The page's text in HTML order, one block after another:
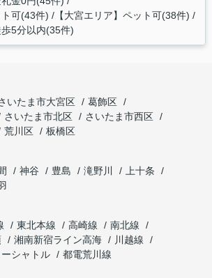
ト可(43件) 【大宮エリア】ペット可(38件)
歩5分以内(35件)
いたま市大宮区
葛飾区
さいたま市北区
さいたま市西区
荒川区
板橋区
神谷 豊島 滝野川
上十条
東北本線 高崎線
南北線
湘南新宿ライン高海
川越線
シャトル
都電荒川線